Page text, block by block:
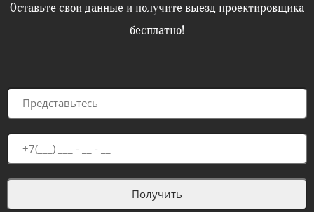
Оставьте свои данные и получите выезд проектировщика
бесплатно!